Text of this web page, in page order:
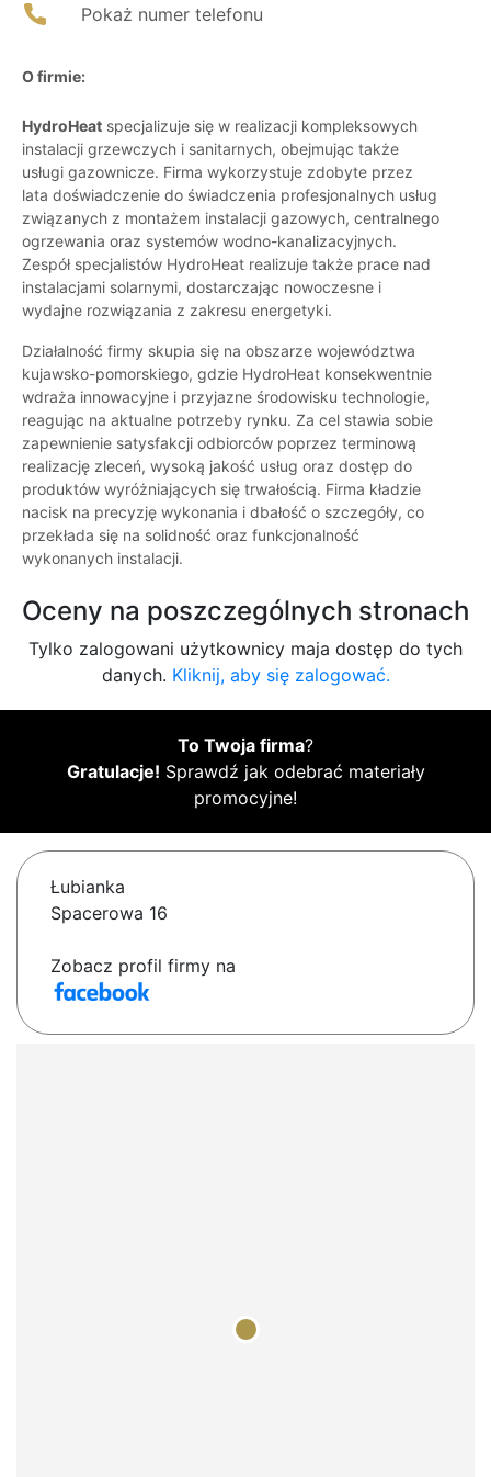
Pokaż numer telefonu
O firmie:
HydroHeat specjalizuje się w realizacji kompleksowych
instalacji grzewczych i sanitarnych, obejmując także
usługi gazownicze. Firma wykorzystuje zdobyte przez
lata doświadczenie do świadczenia profesjonalnych usług
związanych z montażem instalacji gazowych, centralnego
ogrzewania oraz systemów wodno-kanalizacyjnych.
Zespół specjalistów HydroHeat realizuje także prace nad
instalacjami solarnymi, dostarczając nowoczesne i
wydajne rozwiązania z zakresu energetyki.
Działalność firmy skupia się na obszarze województwa
kujawsko-pomorskiego, gdzie HydroHeat konsekwentnie
wdraża innowacyjne i przyjazne środowisku technologie,
reagując na aktualne potrzeby rynku. Za cel stawia sobie
zapewnienie satysfakcji odbiorców poprzez terminową
realizację zleceń, wysoką jakość usług oraz dostęp do
produktów wyróżniających się trwałością. Firma kładzie
nacisk na precyzję wykonania i dbałość o szczegóły, co
przekłada się na solidność oraz funkcjonalność
wykonanych instalacji.
Oceny na poszczególnych stronach
Tylko zalogowani użytkownicy maja dostęp do tych
danych. Kliknij, aby się zalogować.
To Twoja firma?
Gratulacje! Sprawdź jak odebrać materiały
promocyjne!
Łubianka
Spacerowa 16
Zobacz profil firmy na